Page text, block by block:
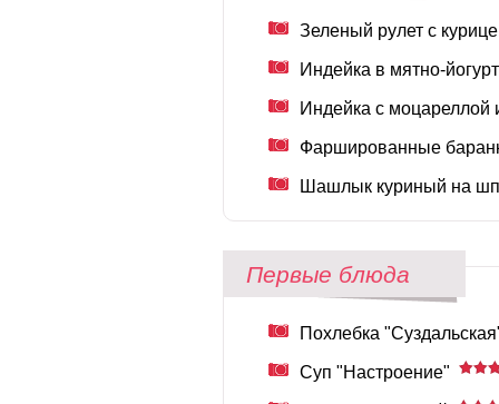
Зеленый рулет с
Индейка в мятно-
Индейка с
Фаршированные
Шашлык куриный на
Первые блюда
Похлебка
Суп "Настроение"